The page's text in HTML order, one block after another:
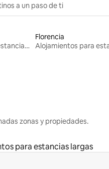
a un paso de ti
Alojamientos para estancias largas
Florencia
zonas y propiedades.
para estancias largas